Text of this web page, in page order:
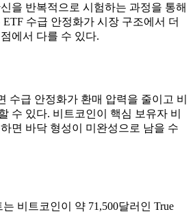
을 반복적으로 시험하는 과정을 통해
수급 안정화가 시장 구조에서 더
에서 다를 수 있다.
수급 안정화가 환매 압력을 줄이고 비
수 있다. 비트코인이 핵심 보유자 비
면 바닥 형성이 미완성으로 남을 수
비트코인이 약 71,500달러인 True